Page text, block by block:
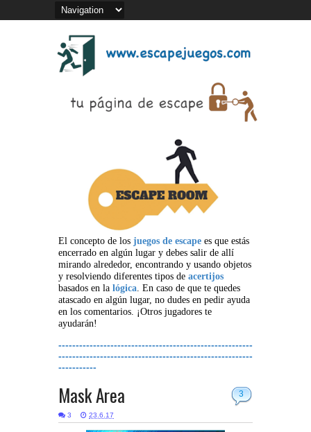
El concepto de los juegos de escape es que estás
encerrado en algún lugar y debes salir de allí
mirando alrededor, encontrando y usando objetos
y resolviendo diferentes tipos de acertijos
basados en la lógica. En caso de que te quedes
atascado en algún lugar, no dudes en pedir ayuda
en los comentarios. ¡Otros jugadores te
ayudarán!
--------------------------------------------------------
--------------------------------------------------------
-----------
3
Mask Area
3 23.6.17